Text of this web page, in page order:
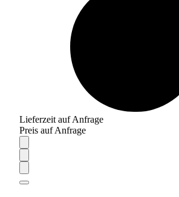
Lieferzeit auf Anfrage
Preis auf Anfrage